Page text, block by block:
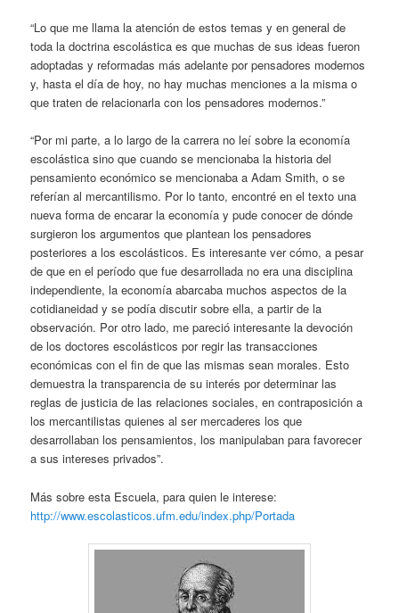
“Lo que me llama la atención de estos temas y en general de
toda la doctrina escolástica es que muchas de sus ideas fueron
adoptadas y reformadas más adelante por pensadores modernos
y, hasta el día de hoy, no hay muchas menciones a la misma o
que traten de relacionarla con los pensadores modernos.”
“Por mi parte, a lo largo de la carrera no leí sobre la economía
escolástica sino que cuando se mencionaba la historia del
pensamiento económico se mencionaba a Adam Smith, o se
referían al mercantilismo. Por lo tanto, encontré en el texto una
nueva forma de encarar la economía y pude conocer de dónde
surgieron los argumentos que plantean los pensadores
posteriores a los escolásticos. Es interesante ver cómo, a pesar
de que en el período que fue desarrollada no era una disciplina
independiente, la economía abarcaba muchos aspectos de la
cotidianeidad y se podía discutir sobre ella, a partir de la
observación. Por otro lado, me pareció interesante la devoción
de los doctores escolásticos por regir las transacciones
económicas con el fin de que las mismas sean morales. Esto
demuestra la transparencia de su interés por determinar las
reglas de justicia de las relaciones sociales, en contraposición a
los mercantilistas quienes al ser mercaderes los que
desarrollaban los pensamientos, los manipulaban para favorecer
a sus intereses privados”.
Más sobre esta Escuela, para quien le interese:
http://www.escolasticos.ufm.edu/index.php/Portada